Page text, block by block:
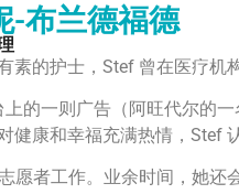
-布兰德福德
素的护士，Stef 曾在医疗机
的一则广告（阿旺代尔的
健康和幸福充满热情，Stef
愿者工作。业余时间，她还